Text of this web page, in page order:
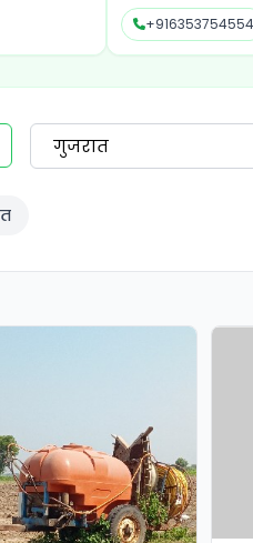
गुजरात